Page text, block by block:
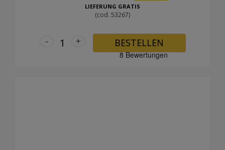
LIEFERUNG GRATIS
(cod. 53267)
+
- BESTELLEN